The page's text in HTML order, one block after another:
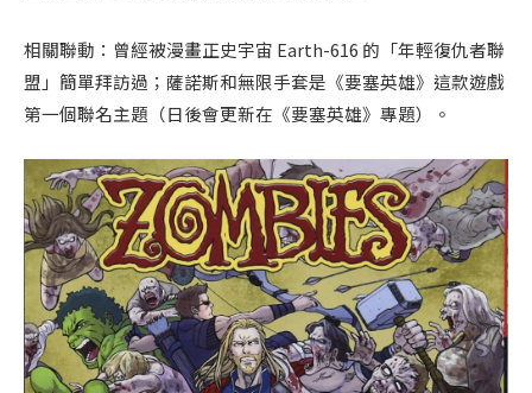
相關聯動：曾經被漫畫正史宇宙 Earth-616 的「年輕復仇者聯
盟」簡單拜訪過；薩諾斯和無限手套是《要塞英雄》這款遊戲
第一個聯名主題（日後會更新在《要塞英雄》專題）。